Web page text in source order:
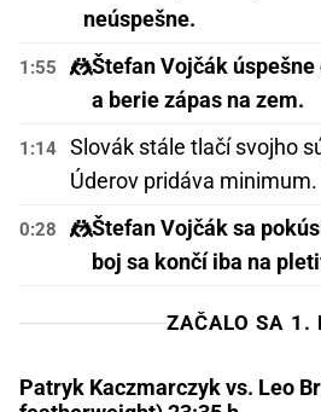
neúspešne.
1:55 🤼Štefan Vojčák
a berie zápas na zem.
1:14
Slovák stále tlačí svojho
Úderov pridáva minimum.
0:28 🤼Štefan Vojčák sa
boj sa končí iba na
ZAČALO SA 1.
Patryk Kaczmarczyk vs. Leo